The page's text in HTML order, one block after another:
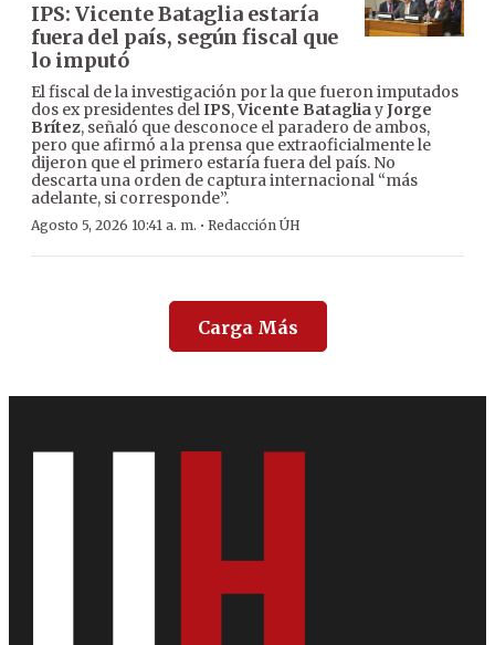
IPS: Vicente Bataglia estaría
fuera del país, según fiscal que
lo imputó
El fiscal de la investigación por la que fueron imputados
dos ex presidentes delIPS,Vicente BatagliayJorge
Brítez, señaló que desconoce el paradero de ambos,
pero que afirmó a la prensa que extraoficialmente le
dijeron que el primero estaría fuera del país. No
descarta una orden de captura internacional “más
adelante, si corresponde”.
Agosto 5, 2026 10:41 a. m. · Redacción ÚH
Carga Más